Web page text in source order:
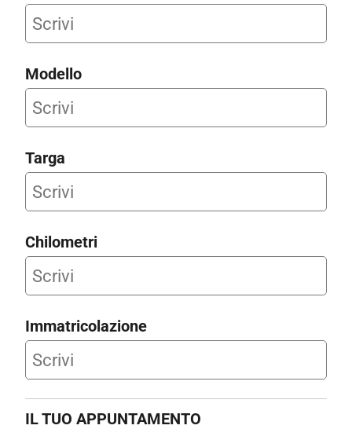
Modello
Targa
Chilometri
Immatricolazione
IL TUO APPUNTAMENTO